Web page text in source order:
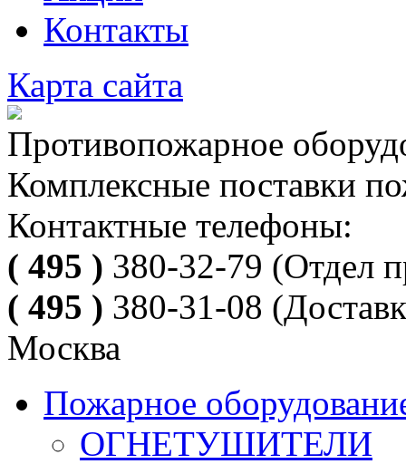
Контакты
Карта сайта
Противопожарное
Комплексные поставки
Контактные телефоны:
( 495 ) 380-32-79 (Отдел
( 495 ) 380-31-08
Москва
Пожарное
ОГНЕТУШИТЕЛИ